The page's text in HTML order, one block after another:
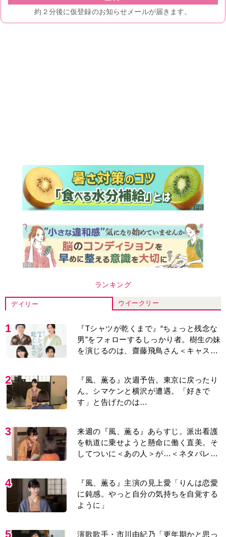
ランキング
デイリー ウイークリー
『Tシャツが乾くまで』“ちょっと残念な
男”をフォローするしっかり者。樹生の妹
紹介＞
2
『風、薫る』次週予告。東京に戻ったり
す」と告げたのは…
来週の『風、薫る』あらすじ。派出看護
してついに＜あの人＞が…＜ネタバレあ
り＞
4
『風、薫る』主演の見上愛「りんは恋愛
ように」
5
演歌歌手・市川由紀乃「更年期かと思っ
を経て復帰。若くして逝った兄の手紙を
今も支えに」【2026上半期BEST】
6
井上祐貴「選択できるなら大変なほうを
る』では横沢役